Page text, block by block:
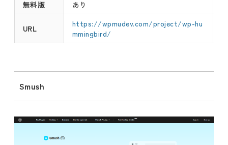
無料版 あり
URL
https://wpmudev.com/project/wp-hu
mmingbird/
Smush